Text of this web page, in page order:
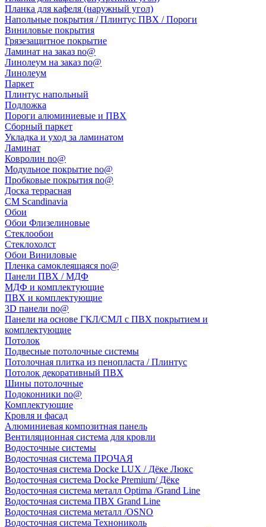
Планка для кафеля (наружный угол)
Напольные покрытия / Плинтус ПВХ / Пороги
Виниловые покрытия
Грязезащитное покрытие
Ламинат на заказ no@
Линолеум на заказ no@
Линолеум
Паркет
Плинтус напольный
Подложка
Пороги алюминиевые и ПВХ
Сборный паркет
Укладка и уход за ламинатом
Ламинат
Ковролин no@
Модульное покрытие no@
Пробковые покрытия no@
Доска террасная
CM Scandinavia
Обои
Обои Флизелиновые
Стеклообои
Стеклохолст
Обои Виниловые
Пленка самоклеящаяся no@
Панели ПВХ / МДФ
МДФ и комплектующие
ПВХ и комплектующие
3D панели no@
Панели на основе ГКЛ/СМЛ с ПВХ покрытием и
комплектующие
Потолок
Подвесные потолочные системы
Потолочная плитка из пенопласта / Плинтус
Потолок декоративный ПВХ
Шины потолочные
Подоконники no@
Комплектующие
Кровля и фасад
Алюминиевая композитная панель
Вентиляционная система для кровли
Водосточные системы
Водосточная система ПРОЧАЯ
Водосточная система Docke LUX / Дёке Люкс
Водосточная система Docke Premium/ Дёке
Водосточная система металл Optima /Grand Line
Водосточная система ПВХ Grand Line
Водосточная система металл /OSNO
Водосточная система Технониколь